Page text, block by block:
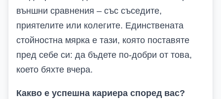
външни сравнения – със съседите,
приятелите или колегите. Единствената
стойностна мярка е тази, която поставяте
пред себе си: да бъдете по-добри от това,
което бяхте вчера.
Какво е успешна кариера според вас?